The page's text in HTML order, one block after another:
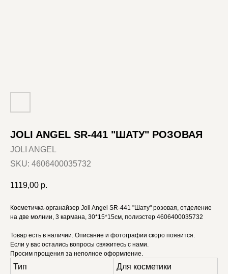
JOLI ANGEL SR-441 "ШАТУ" РОЗОВАЯ
JOLI ANGEL
SKU: 4606400035732
1119,00 р.
Косметичка-органайзер Joli Angel SR-441 "Шату" розовая, отделение
на две молнии, 3 кармана, 30*15*15см, полиэстер 4606400035732
Товар есть в наличии. Описание и фотографии скоро появится.
Если у вас остались вопросы свяжитесь с нами.
Просим прощения за неполное оформление.
Тип Для косметики